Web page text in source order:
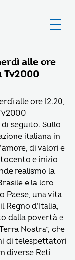
alle ore
Tv2000
alle ore 12.20,
seguito. Sullo
italiana in
di valori e
e inizio
realismo la
e la loro
Paese, una vita
Regno d’Italia,
dalla povertà e
Nostra”, che
di telespettatori
diverse Reti